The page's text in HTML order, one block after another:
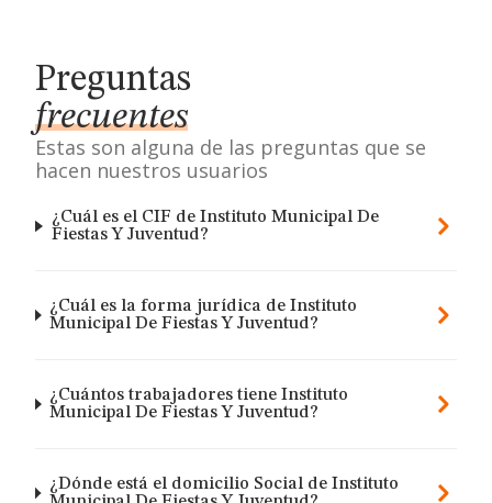
Preguntas
frecuentes
Estas son alguna de las preguntas que se
hacen nuestros usuarios
¿Cuál es el CIF de Instituto Municipal De
Fiestas Y Juventud?
¿Cuál es la forma jurídica de Instituto
Municipal De Fiestas Y Juventud?
¿Cuántos trabajadores tiene Instituto
Municipal De Fiestas Y Juventud?
¿Dónde está el domicilio Social de Instituto